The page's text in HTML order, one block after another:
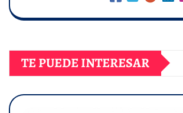
TE PUEDE INTERESAR